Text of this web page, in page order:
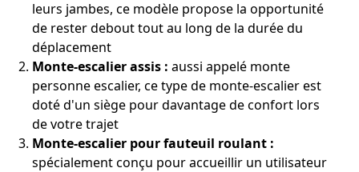
leurs jambes, ce modèle propose la opportunité
de rester debout tout au long de la durée du
déplacement
Monte-escalier assis : aussi appelé monte
personne escalier, ce type de monte-escalier est
doté d'un siège pour davantage de confort lors
de votre trajet
Monte-escalier pour fauteuil roulant :
spécialement conçu pour accueillir un utilisateur